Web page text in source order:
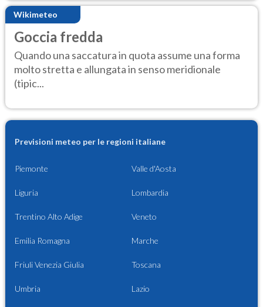
Wikimeteo
Goccia fredda
Quando una saccatura in quota assume una forma
molto stretta e allungata in senso meridionale
(tipic...
Previsioni meteo per le regioni italiane
Piemonte Valle d'Aosta
Liguria Lombardia
Trentino Alto Adige Veneto
Emilia Romagna Marche
Friuli Venezia Giulia Toscana
Umbria Lazio